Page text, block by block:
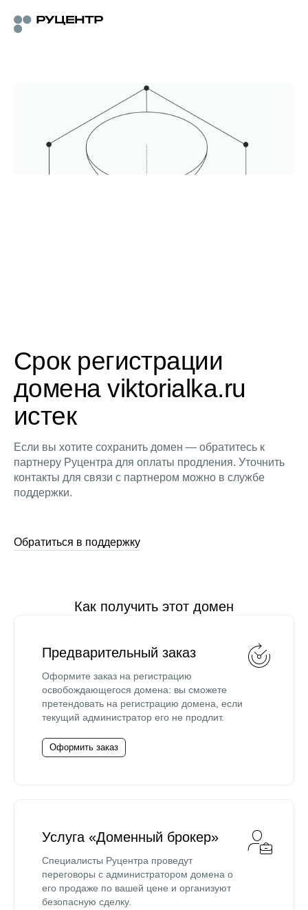
Срок регистрации
домена viktorialka.ru
истек
Если вы хотите сохранить домен — обратитесь к
партнеру Руцентра для оплаты продления. Уточнить
контакты для связи с партнером можно в службе
поддержки.
Обратиться в поддержку
Как получить этот домен
Предварительный заказ
Оформите заказ на регистрацию
освобождающегося домена: вы сможете
претендовать на регистрацию домена, если
текущий администратор его не продлит.
Оформить заказ
Услуга «Доменный брокер»
Специалисты Руцентра проведут
переговоры с администратором домена о
его продаже по вашей цене и организуют
безопасную сделку.